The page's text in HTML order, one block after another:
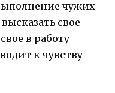
чужих
свое
в работу
к чувству